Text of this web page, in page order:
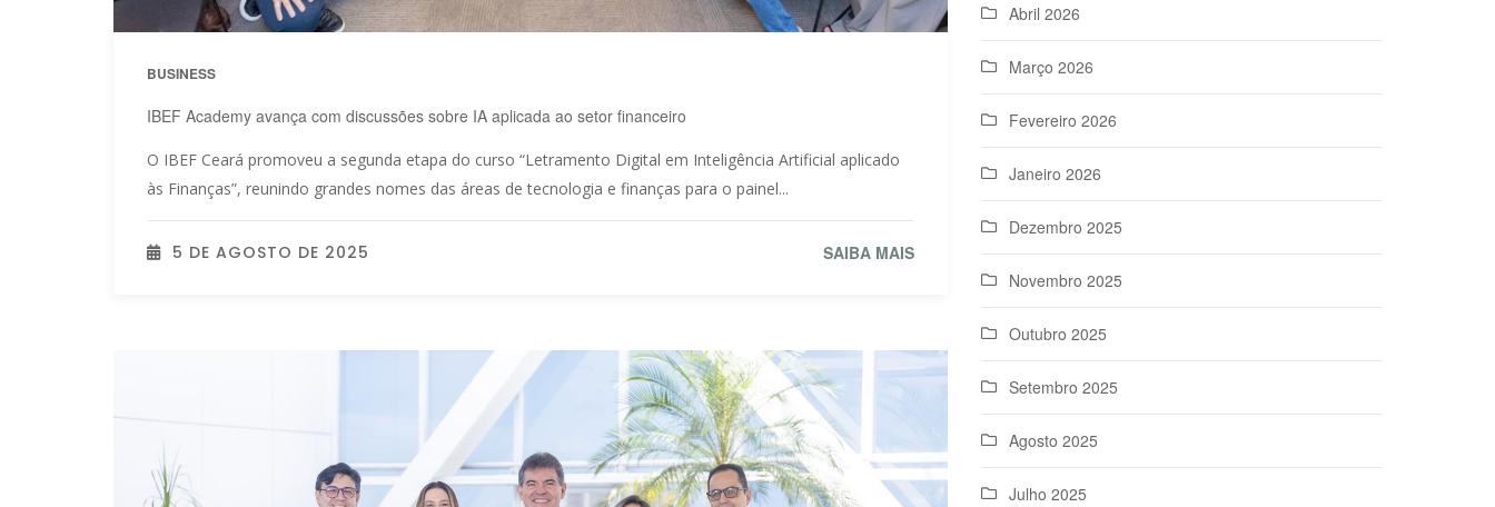
BUSINESS
IBEF Academy avança com discussões sobre IA aplicada ao setor financeiro
O IBEF Ceará promoveu a segunda etapa do curso “Letramento Digital em Inteligência Artificial aplicado
às Finanças”, reunindo grandes nomes das áreas de tecnologia e finanças para o painel...
5 DE AGOSTO DE 2025 SAIBA MAIS
Abril 2026
Março 2026
Fevereiro 2026
Janeiro 2026
Dezembro 2025
Novembro 2025
Outubro 2025
Setembro 2025
Agosto 2025
Julho 2025